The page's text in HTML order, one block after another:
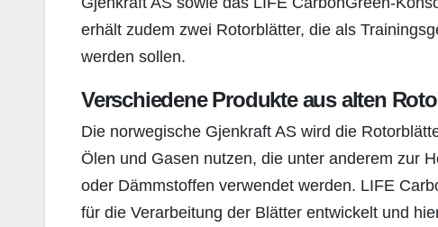
erhält zudem zwei Rotorblätter, die als
werden sollen.
Verschiedene Produkte aus alten
Die norwegische Gjenkraft AS wird die
Ölen und Gasen nutzen, die unter anderem zur
oder Dämmstoffen verwendet werden. LIFE
für die Verarbeitung der Blätter entwickelt und